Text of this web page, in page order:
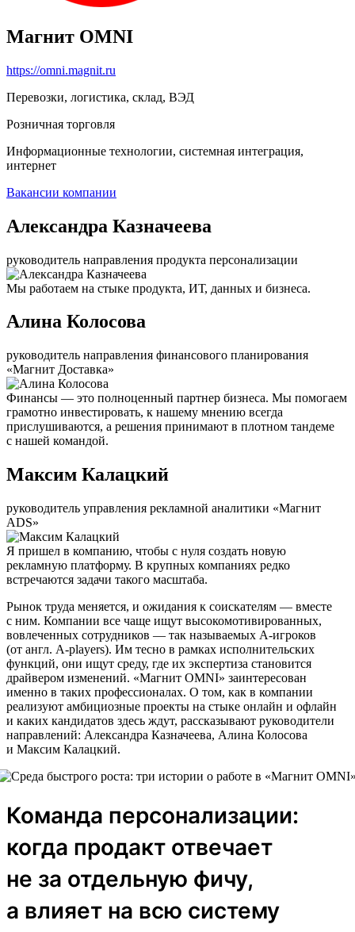
Магнит OMNI
https://omni.magnit.ru
Перевозки, логистика, склад, ВЭД
Розничная торговля
Информационные технологии, системная интеграция,
интернет
Вакансии компании
Александра Казначеева
руководитель направления продукта персонализации
Мы работаем на стыке продукта, ИТ, данных и бизнеса.
Алина Колосова
руководитель направления финансового планирования
«Магнит Доставка»
Финансы — это полноценный партнер бизнеса. Мы помогаем
грамотно инвестировать, к нашему мнению всегда
прислушиваются, а решения принимают в плотном тандеме
с нашей командой.
Максим Калацкий
руководитель управления рекламной аналитики «Магнит
ADS»
Я пришел в компанию, чтобы с нуля создать новую
рекламную платформу. В крупных компаниях редко
встречаются задачи такого масштаба.
Рынок труда меняется, и ожидания к соискателям — вместе
с ним. Компании все чаще ищут высокомотивированных,
вовлеченных сотрудников — так называемых А-игроков
(от англ. A-players). Им тесно в рамках исполнительских
функций, они ищут среду, где их экспертиза становится
драйвером изменений. «Магнит OMNI» заинтересован
именно в таких профессионалах. О том, как в компании
реализуют амбициозные проекты на стыке онлайн и офлайн
и каких кандидатов здесь ждут, рассказывают руководители
направлений: Александра Казначеева, Алина Колосова
и Максим Калацкий.
Команда персонализации:
когда продакт отвечает
не за отдельную фичу,
а влияет на всю систему